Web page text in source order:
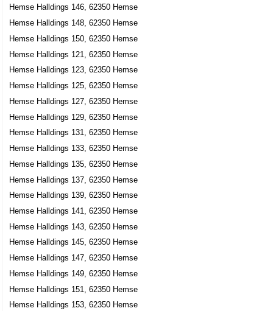
Hemse Halldings 146, 62350 Hemse
Hemse Halldings 148, 62350 Hemse
Hemse Halldings 150, 62350 Hemse
Hemse Halldings 121, 62350 Hemse
Hemse Halldings 123, 62350 Hemse
Hemse Halldings 125, 62350 Hemse
Hemse Halldings 127, 62350 Hemse
Hemse Halldings 129, 62350 Hemse
Hemse Halldings 131, 62350 Hemse
Hemse Halldings 133, 62350 Hemse
Hemse Halldings 135, 62350 Hemse
Hemse Halldings 137, 62350 Hemse
Hemse Halldings 139, 62350 Hemse
Hemse Halldings 141, 62350 Hemse
Hemse Halldings 143, 62350 Hemse
Hemse Halldings 145, 62350 Hemse
Hemse Halldings 147, 62350 Hemse
Hemse Halldings 149, 62350 Hemse
Hemse Halldings 151, 62350 Hemse
Hemse Halldings 153, 62350 Hemse